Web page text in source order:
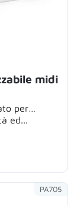
midi
per
ed...
PA705